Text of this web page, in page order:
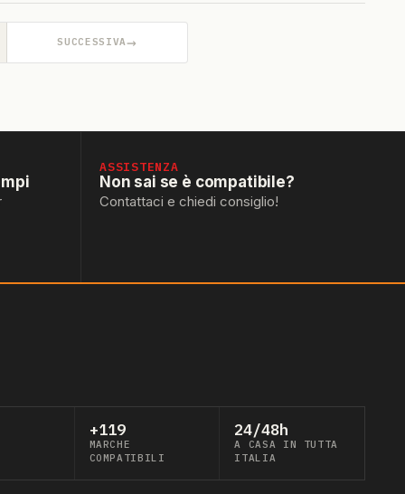
SUCCESSIVA→
ASSISTENZA
Non sai se è compatibile?
Contattaci e chiedi consiglio!
+119
MARCHE
COMPATIBILI
24/48h
A CASA IN TUTTA
ITALIA